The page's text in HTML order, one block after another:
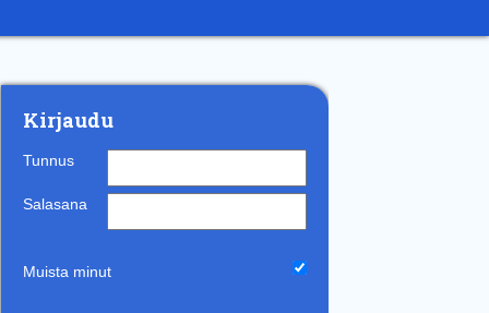
Kirjaudu
Tunnus
Salasana
Muista minut